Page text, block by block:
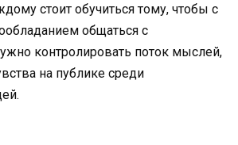
стоит обучиться тому, чтобы с
общаться с
контролировать поток мыслей,
на публике среди